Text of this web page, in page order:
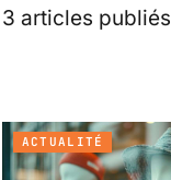
3 articles publiés
ACTUALITÉ